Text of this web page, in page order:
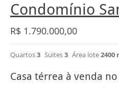
Condomínio
R$ 1.790.000,00
Quartos3 Suites3 Área lote2400
Casa térrea à venda